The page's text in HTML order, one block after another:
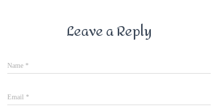
Leave a Reply
Name *
Email *